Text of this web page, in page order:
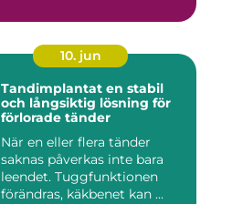
10. jun
Tandimplantat en stabil
och långsiktig lösning för
förlorade tänder
När en eller flera tänder
saknas påverkas inte bara
leendet. Tuggfunktionen
förändras, käkbenet kan ...